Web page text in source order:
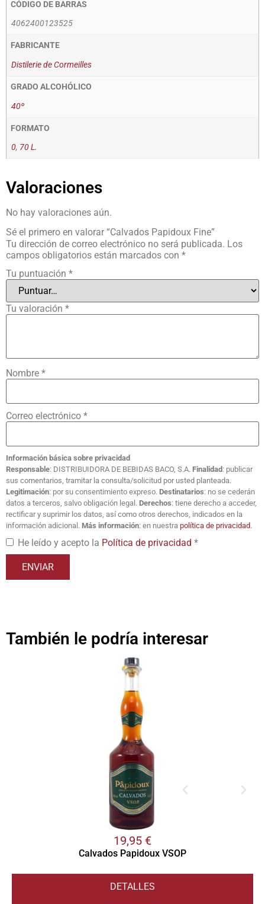
CÓDIGO DE BARRAS
4062400123525
FABRICANTE
Distilerie de Cormeilles
GRADO ALCOHÓLICO
40º
FORMATO
0, 70 L.
Valoraciones
No hay valoraciones aún.
Sé el primero en valorar “Calvados Papidoux Fine”
Tu dirección de correo electrónico no será publicada. Los
campos obligatorios están marcados con *
Tu puntuación *
Tu valoración *
Nombre *
Correo electrónico *
Información básica sobre privacidad
Responsable: DISTRIBUIDORA DE BEBIDAS BACO, S.A. Finalidad : publicar
sus comentarios, tramitar la consulta/solicitud por usted planteada.
Legitimación: por su consentimiento expreso. Destinatarios: no se cederán
datos a terceros, salvo obligación legal. Derechos: tiene derecho a acceder,
rectificar y suprimir los datos, así como otros derechos, indicados en la
información adicional. Más información: en nuestra política de privacidad.
He leído y acepto la Política de privacidad *
También le podría interesar
19,95 €
Calvados Papidoux VSOP
DETALLES